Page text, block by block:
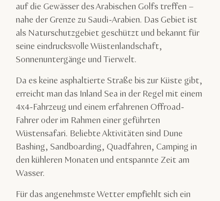
auf die Gewässer des Arabischen Golfs treffen –
nahe der Grenze zu Saudi-Arabien. Das Gebiet ist
als Naturschutzgebiet geschützt und bekannt für
seine eindrucksvolle Wüstenlandschaft,
Sonnenuntergänge und Tierwelt.
Da es keine asphaltierte Straße bis zur Küste gibt,
erreicht man das Inland Sea in der Regel mit einem
4x4-Fahrzeug und einem erfahrenen Offroad-
Fahrer oder im Rahmen einer geführten
Wüstensafari. Beliebte Aktivitäten sind Dune
Bashing, Sandboarding, Quadfahren, Camping in
den kühleren Monaten und entspannte Zeit am
Wasser.
Für das angenehmste Wetter empfiehlt sich ein